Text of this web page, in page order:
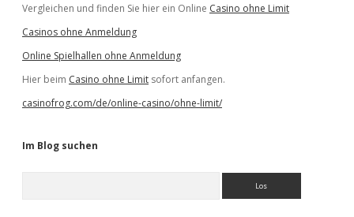
Vergleichen und finden Sie hier ein Online Casino ohne Limit
Casinos ohne Anmeldung
Online Spielhallen ohne Anmeldung
Hier beim Casino ohne Limit sofort anfangen.
casinofrog.com/de/online-casino/ohne-limit/
Im Blog suchen